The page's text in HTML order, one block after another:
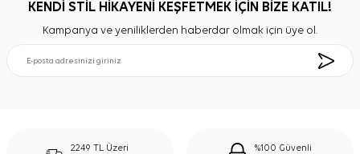
KENDİ STİL HİKAYENİ KEŞFETMEK İÇİN BİZE KATIL!
Kampanya ve yeniliklerden haberdar olmak için üye ol.
2249 TL Üzeri
%100 Güvenli